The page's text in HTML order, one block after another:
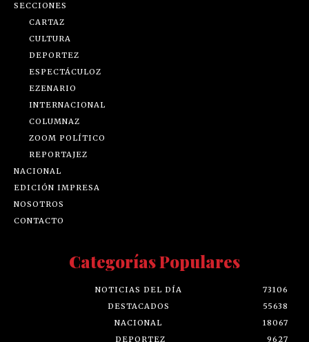
SECCIONES
CARTAZ
CULTURA
DEPORTEZ
ESPECTÁCULOZ
EZENARIO
INTERNACIONAL
COLUMNAZ
ZOOM POLÍTICO
REPORTAJEZ
NACIONAL
EDICIÓN IMPRESA
NOSOTROS
CONTACTO
Categorías Populares
NOTICIAS DEL DÍA
73106
DESTACADOS
55638
NACIONAL
18067
DEPORTEZ
9627